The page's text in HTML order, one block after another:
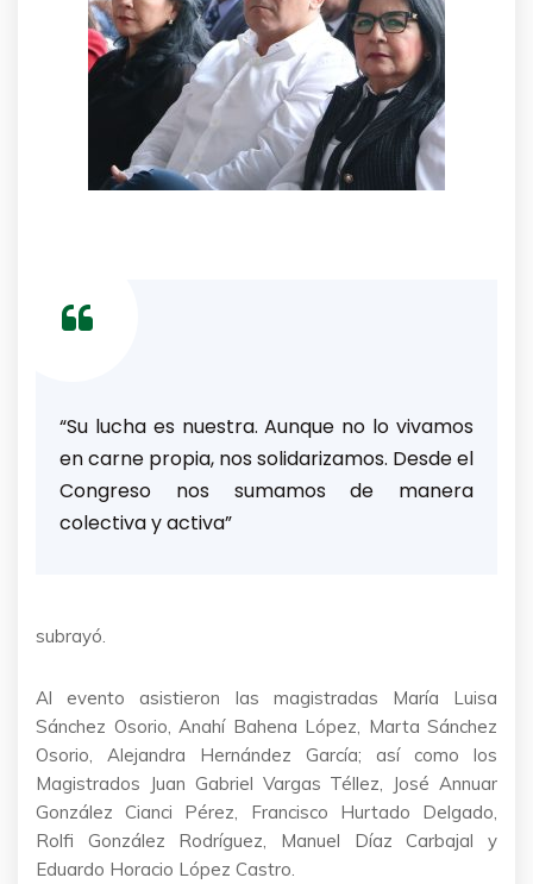
“Su lucha es nuestra. Aunque no lo vivamos
en carne propia, nos solidarizamos. Desde el
Congreso nos sumamos de manera
colectiva y activa”
subrayó.
Al evento asistieron las magistradas María Luisa
Sánchez Osorio, Anahí Bahena López, Marta Sánchez
Osorio, Alejandra Hernández García; así como los
Magistrados Juan Gabriel Vargas Téllez, José Annuar
González Cianci Pérez, Francisco Hurtado Delgado,
Rolfi González Rodríguez, Manuel Díaz Carbajal y
Eduardo Horacio López Castro.